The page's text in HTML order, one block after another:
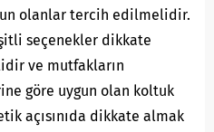
olanlar tercih edilmelidir.
seçenekler dikkate
ve mutfakların
göre uygun olan koltuk
açısınıda dikkate almak